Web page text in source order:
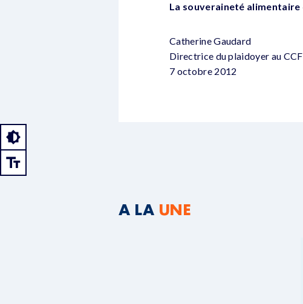
La souveraineté
Catherine Gaudard
Directrice du plaidoyer au
7 octobre 2012
A LA UNE